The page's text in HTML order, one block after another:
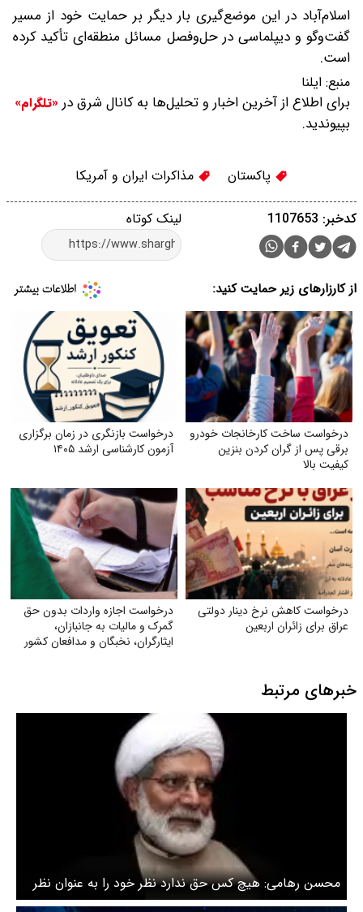
اسلام‌آباد در این موضع‌گیری بار دیگر بر حمایت خود از مسیر
گفت‌وگو و دیپلماسی در حل‌وفصل مسائل منطقه‌ای تأکید کرده
است.
منبع: ایلنا
برای اطلاع از آخرین اخبار و تحلیل‌ها به کانال شرق در «تلگرام»
بپیوندید.
پاکستان مذاکرات ایران و آمریکا
لینک کوتاه کدخبر: 1107653
از کارزارهای زیر حمایت کنید:
درخواست ساخت کارخانجات خودرو
برقی پس از گران کردن بنزین
کیفیت بالا
درخواست بازنگری در زمان برگزاری
آزمون کارشناسی ارشد ۱۴۰۵
درخواست کاهش نرخ دینار دولتی
عراق برای زائران اربعین
درخواست اجازه واردات بدون حق
گمرک و مالیات به جانبازان،
ایثارگران، نخبگان و مدافعان کشور
خبرهای مرتبط
محسن رهامی: هیچ کس حق ندارد نظر خود را به عنوان نظر
نظام بیان کند / مردم داخل خیابان مخالف مذاکره نیستند